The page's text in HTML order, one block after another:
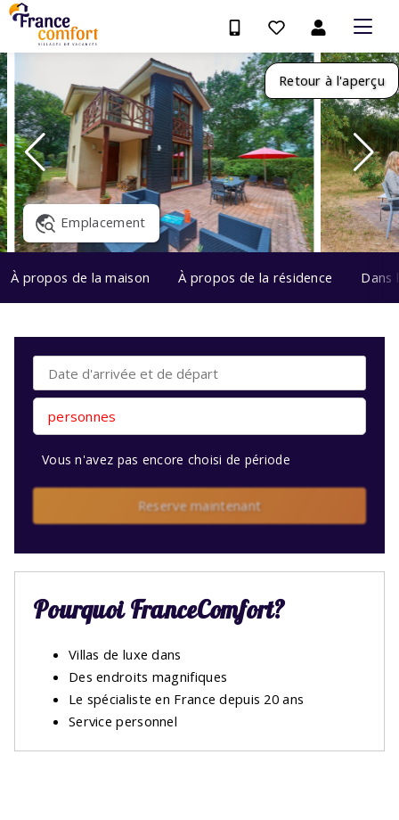
Retour à l'aperçu
Emplacement
À propos de la maison À propos de la résidence Dans
personnes
Vous n'avez pas encore choisi de période
Reserve maintenant
Pourquoi FranceComfort?
Villas de luxe dans
Des endroits magnifiques
Le spécialiste en France depuis 20 ans
Service personnel